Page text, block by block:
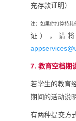
充存款证明）
注：如果你打算持其
证），请
7. 教育空档期
若学生的教育
期间的活动说明
有两种提交方